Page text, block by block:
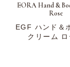
EORA Hand &
Rose
EGF ハンド＆
クリーム ロ